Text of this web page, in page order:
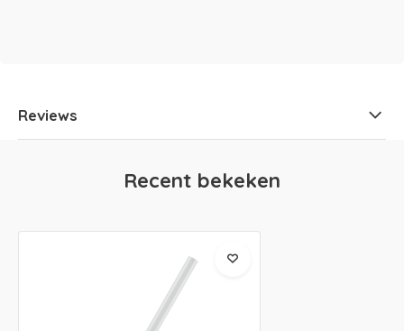
Reviews
Recent bekeken